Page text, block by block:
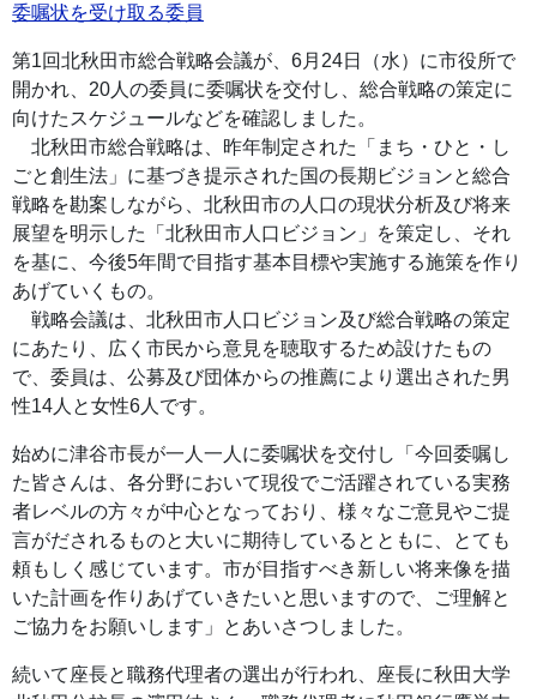
委嘱状を受け取る委員
第1回北秋田市総合戦略会議が、6月24日（水）に市役所で
開かれ、20人の委員に委嘱状を交付し、総合戦略の策定に
向けたスケジュールなどを確認しました。
北秋田市総合戦略は、昨年制定された「まち・ひと・し
ごと創生法」に基づき提示された国の長期ビジョンと総合
戦略を勘案しながら、北秋田市の人口の現状分析及び将来
展望を明示した「北秋田市人口ビジョン」を策定し、それ
を基に、今後5年間で目指す基本目標や実施する施策を作り
あげていくもの。
戦略会議は、北秋田市人口ビジョン及び総合戦略の策定
にあたり、広く市民から意見を聴取するため設けたもの
で、委員は、公募及び団体からの推薦により選出された男
性14人と女性6人です。
始めに津谷市長が一人一人に委嘱状を交付し「今回委嘱し
た皆さんは、各分野において現役でご活躍されている実務
者レベルの方々が中心となっており、様々なご意見やご提
言がだされるものと大いに期待しているとともに、とても
頼もしく感じています。市が目指すべき新しい将来像を描
いた計画を作りあげていきたいと思いますので、ご理解と
ご協力をお願いします」とあいさつしました。
続いて座長と職務代理者の選出が行われ、座長に秋田大学